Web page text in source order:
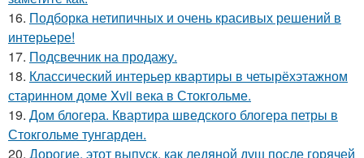
16. Подборка нетипичных и очень красивых решений в
интерьере!
17. Подсвечник на продажу.
18. Классический интерьер квартиры в четырёхэтажном
старинном доме Xvii века в Стокгольме.
19. Дом блогера. Квартира шведского блогера петры в
Стокгольме тунгарден.
20. Дорогие, этот выпуск, как ледяной душ после горячей